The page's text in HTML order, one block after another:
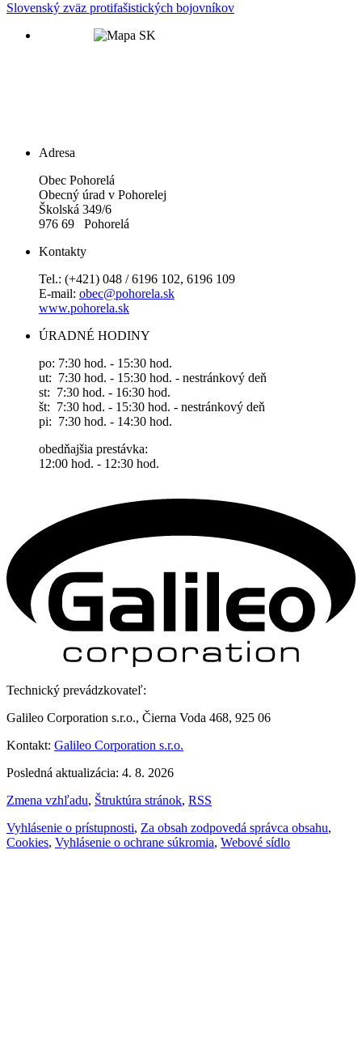
Slovenský zväz protifašistických bojovníkov
Adresa
Obec Pohorelá
Obecný úrad v Pohorelej
Školská 349/6
976 69 Pohorelá
Kontakty
Tel.: (+421) 048 / 6196 102, 6196 109
E-mail: obec@pohorela.sk
www.pohorela.sk
ÚRADNÉ HODINY
po: 7:30 hod. - 15:30 hod.
ut: 7:30 hod. - 15:30 hod. - nestránkový deň
st: 7:30 hod. - 16:30 hod.
št: 7:30 hod. - 15:30 hod. - nestránkový deň
pi: 7:30 hod. - 14:30 hod.
obedňajšia prestávka:
12:00 hod. - 12:30 hod.
Technický prevádzkovateľ:
Galileo Corporation s.r.o., Čierna Voda 468, 925 06
Kontakt: Galileo Corporation s.r.o.
Posledná aktualizácia: 4. 8. 2026
Zmena vzhľadu, Štruktúra stránok, RSS
Vyhlásenie o prístupnosti, Za obsah zodpovedá správca obsahu,
Cookies, Vyhlásenie o ochrane súkromia, Webové sídlo